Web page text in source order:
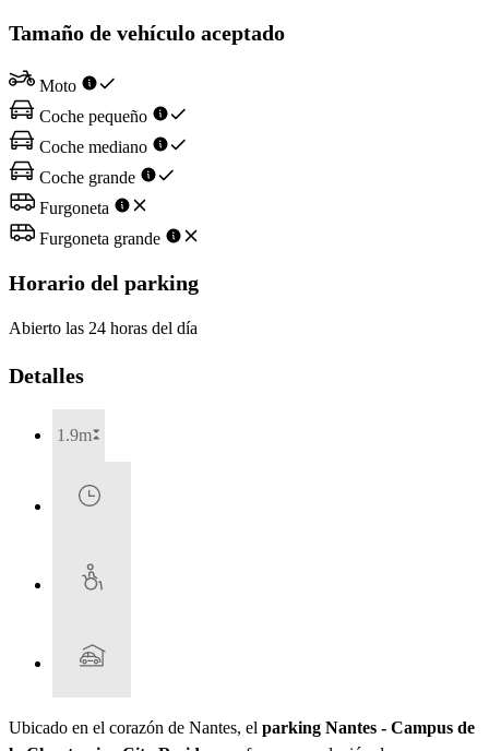
Tamaño de vehículo aceptado
Moto
Coche pequeño
Coche mediano
Coche grande
Furgoneta
Furgoneta grande
Horario del parking
Abierto las 24 horas del día
Detalles
1.9m
Ubicado en el corazón de Nantes, el parking Nantes - Campus de